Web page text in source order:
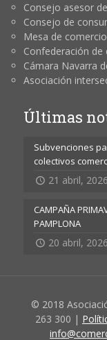
Consejo asesor
Consejo de
Mesa de
Confederación de
Cámara Navarra
Asociación
Últimas
Subvenciones
colectivos
21 abril, 2026
CAMPAÑA
PAMPLONA
20 abril, 2026
© 2018
263 300 |